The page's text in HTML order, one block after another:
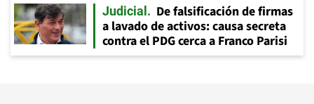
Judicial
De falsificación de firmas
a lavado de activos: causa secreta
contra el PDG cerca a Franco Parisi